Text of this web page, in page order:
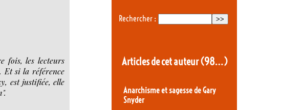
fois, les lecteurs
Et si la référence
est justifiée, elle
Rechercher :
Articles de cet auteur(98…)
Anarchisme et sagesse de Gary
Snyder